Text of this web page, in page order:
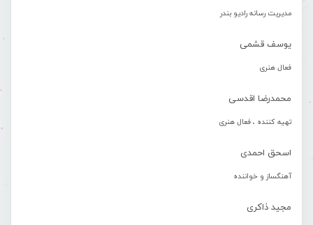
مدیریت رسانه رادیو بندر
یوسف قشمی
فعال هنری
محمدرضا اقدسی
تهیه کننده ، فعال هنری
اسحق احمدی
آهنگساز و خواننده
مجید ذاکری